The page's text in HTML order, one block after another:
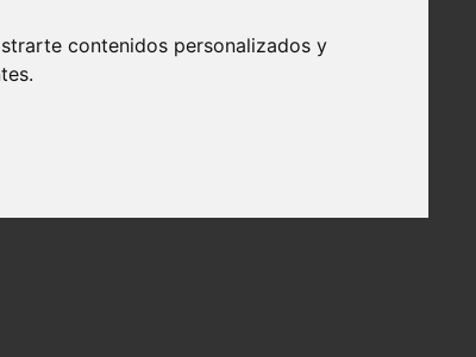
contenidos personalizados y